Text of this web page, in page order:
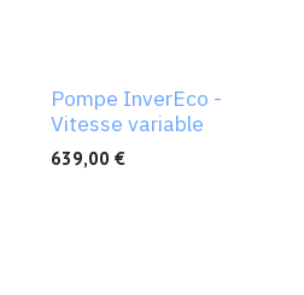
Pompe InverEco -
Vitesse variable
639,00 €